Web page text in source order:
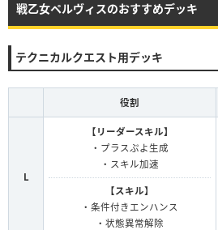
戦乙女ペルヴィスのおすすめデッキ
テクニカルクエスト用デッキ
役割
L
【リーダースキル】
・プラスぷよ生成
・スキル加速
【スキル】
・条件付きエンハンス
・状態異常解除